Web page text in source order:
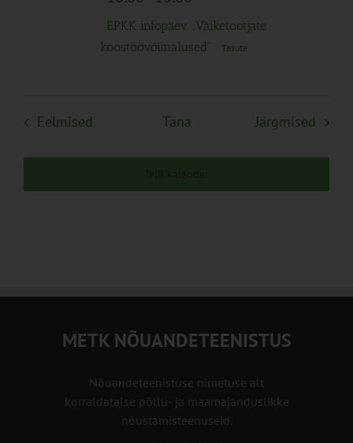
EPKK infopäev „Väiketootjate
koostöövõimalused“
Tasuta
Eelmised SündmusedTäna Järgmised
METK NÕUANDETEENISTUS
Nõuandeteenistuse nimetuse alt
korraldatalse põllu- ja maamajanduslikke
nõustamisteenuseid.